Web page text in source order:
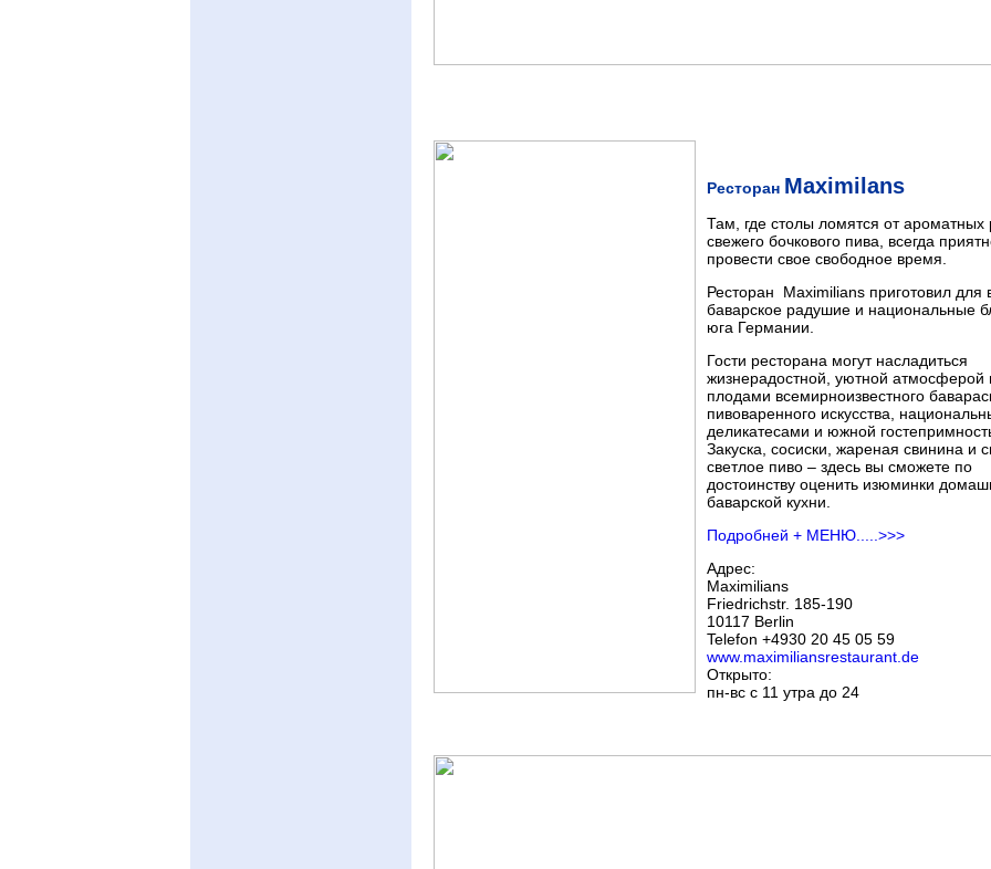
Ресторан Maximilans
Там, где столы ломятся от ароматных
свежего бочкового пива, всегда
провести свое свободное время.
Ресторан Maximilians приготовил для
баварское радушие и национальные
юга Германии.
Гости ресторана могут насладиться
жизнерадостной, уютной атмосферой
плодами всемирноизвестного
пивоваренного искусства,
деликатесами и южной
Закуска, сосиски, жареная свинина и
светлое пиво – здесь вы сможете по
достоинству оценить изюминки
баварской кухни.
Подробней + МЕНЮ.....>>>
Адрес:
Maximilians
Friedrichstr. 185-190
10117 Berlin
Telefon +4930 20 45 05 59
www.maximiliansrestaurant.de
Открыто:
пн-вс с 11 утра до 24